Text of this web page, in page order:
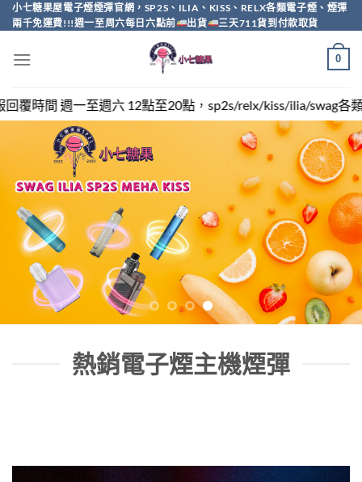
Skip
to
小七糖果屋電子煙煙彈官網，SP2S、ILIA、KISS、RELX各類電子煙、煙彈
兩千免運費!!!週一至周六每日六點前
出貨 三天711貨到付款取貨
0
至20點，sp2s/relx/kiss/ilia/swag各類電子煙煙彈買越多越便
熱銷電子煙主機煙彈